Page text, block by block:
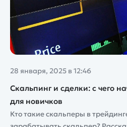
28 января, 2025 в 12:46
Скальпинг и сделки: с чего
для новичков
Кто такие скальперы в